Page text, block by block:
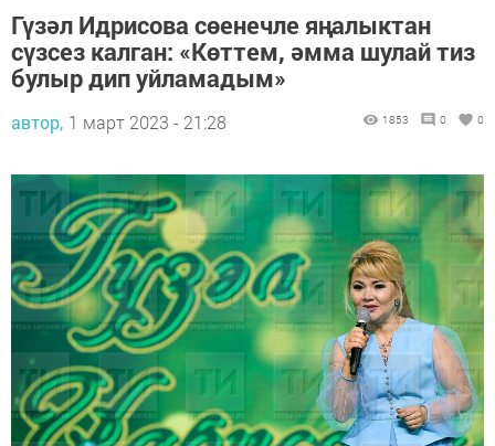
Гүзәл Идрисова сөенечле яңалыктан
сүзсез калган: «Көттем, әмма шулай тиз
булыр дип уйламадым»
автор, 1 март 2023 - 21:28 1853 0 0